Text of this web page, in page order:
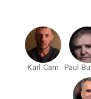
Karl Cam